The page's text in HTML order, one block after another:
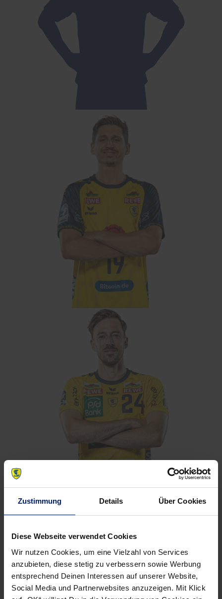
Zustimmung Details Über Cookies
Diese Webseite verwendet Cookies
Wir nutzen Cookies, um eine Vielzahl von Services
anzubieten, diese stetig zu verbessern sowie Werbung
entsprechend Deinen Interessen auf unserer Website,
Social Media und Partnerwebsites anzuzeigen. Mit Klick